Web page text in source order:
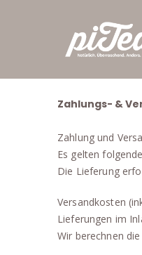
Zahlungs- &
Zahlung und
Es gelten
Die Lieferung
Versandkosten
Lieferungen im
Wir berechnen